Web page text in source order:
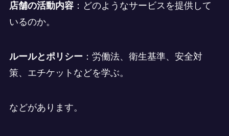
店舗の活動内容：どのようなサービスを提供して
いるのか。
ルールとポリシー：労働法、衛生基準、安全対
策、エチケットなどを学ぶ。
などがあります。